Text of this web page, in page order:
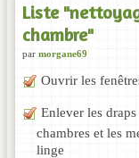
Liste
chambre"
par morgane69
Ouvrir les
Enlever les
chambres et les
linge